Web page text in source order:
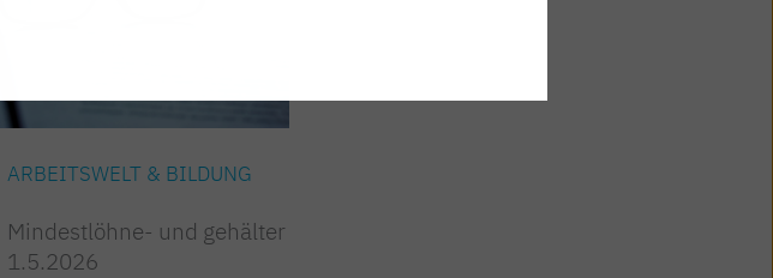
ARBEITSWELT & BILDUNG
Mindestlöhne- und gehälter
1.5.2026